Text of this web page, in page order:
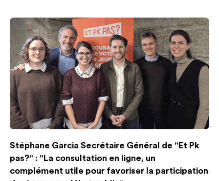
Stéphane Garcia Secrétaire Général de "Et Pk
pas?" : "La consultation en ligne, un
complément utile pour favoriser la participation